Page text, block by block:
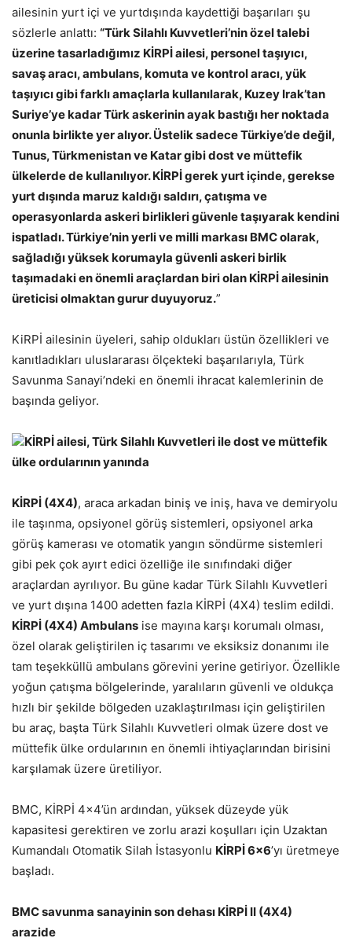
ailesinin yurt içi ve yurtdışında kaydettiği başarıları şu
sözlerle anlattı: “Türk Silahlı Kuvvetleri’nin özel talebi
üzerine tasarladığımız KİRPİ ailesi, personel taşıyıcı,
savaş aracı, ambulans, komuta ve kontrol aracı, yük
taşıyıcı gibi farklı amaçlarla kullanılarak, Kuzey Irak’tan
Suriye’ye kadar Türk askerinin ayak bastığı her noktada
onunla birlikte yer alıyor. Üstelik sadece Türkiye’de değil,
Tunus, Türkmenistan ve Katar gibi dost ve müttefik
ülkelerde de kullanılıyor. KİRPİ gerek yurt içinde, gerekse
yurt dışında maruz kaldığı saldırı, çatışma ve
operasyonlarda askeri birlikleri güvenle taşıyarak kendini
ispatladı. Türkiye’nin yerli ve milli markası BMC olarak,
sağladığı yüksek korumayla güvenli askeri birlik
taşımadaki en önemli araçlardan biri olan KİRPİ ailesinin
üreticisi olmaktan gurur duyuyoruz.”
KiRPİ ailesinin üyeleri, sahip oldukları üstün özellikleri ve
kanıtladıkları uluslararası ölçekteki başarılarıyla, Türk
Savunma Sanayi’ndeki en önemli ihracat kalemlerinin de
başında geliyor.
KİRPİ ailesi, Türk Silahlı Kuvvetleri ile dost ve müttefik
ülke ordularının yanında
KİRPİ (4X4), araca arkadan biniş ve iniş, hava ve demiryolu
ile taşınma, opsiyonel görüş sistemleri, opsiyonel arka
görüş kamerası ve otomatik yangın söndürme sistemleri
gibi pek çok ayırt edici özelliğe ile sınıfındaki diğer
araçlardan ayrılıyor. Bu güne kadar Türk Silahlı Kuvvetleri
ve yurt dışına 1400 adetten fazla KİRPİ (4X4) teslim edildi.
KİRPİ (4X4) Ambulans ise mayına karşı korumalı olması,
özel olarak geliştirilen iç tasarımı ve eksiksiz donanımı ile
tam teşekküllü ambulans görevini yerine getiriyor. Özellikle
yoğun çatışma bölgelerinde, yaralıların güvenli ve oldukça
hızlı bir şekilde bölgeden uzaklaştırılması için geliştirilen
bu araç, başta Türk Silahlı Kuvvetleri olmak üzere dost ve
müttefik ülke ordularının en önemli ihtiyaçlarından birisini
karşılamak üzere üretiliyor.
BMC, KİRPİ 4×4’ün ardından, yüksek düzeyde yük
kapasitesi gerektiren ve zorlu arazi koşulları için Uzaktan
Kumandalı Otomatik Silah İstasyonlu KİRPİ 6×6’yı üretmeye
başladı.
BMC savunma sanayinin son dehası KİRPİ II (4X4)
arazide